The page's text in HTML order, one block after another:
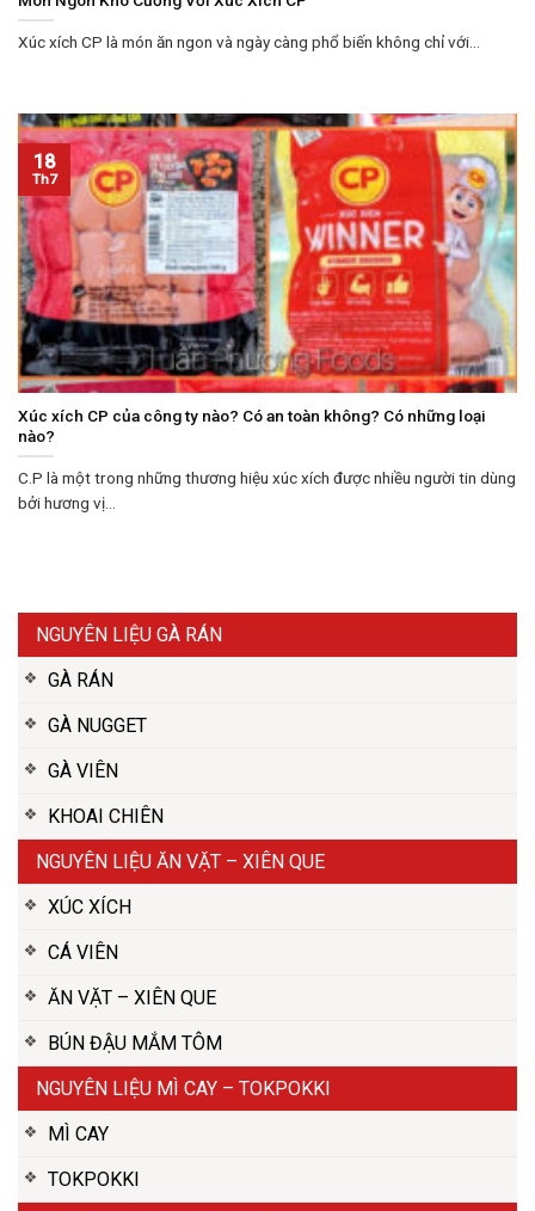
NGUYÊN LIỆU GÀ RÁN
GÀ RÁN
GÀ NUGGET
GÀ VIÊN
KHOAI CHIÊN
NGUYÊN LIỆU ĂN VẶT – XIÊN QUE
XÚC XÍCH
CÁ VIÊN
ĂN VẶT – XIÊN QUE
BÚN ĐẬU MẮM TÔM
NGUYÊN LIỆU MÌ CAY – TOKPOKKI
MÌ CAY
TOKPOKKI
Xúc xích CP là món ăn ngon và ngày càng phổ biến không chỉ với...
Xúc xích CP của công ty nào? Có an toàn không? Có những loại
nào?
C.P là một trong những thương hiệu xúc xích được nhiều người tin dùng
bởi hương vị...
18
Th7